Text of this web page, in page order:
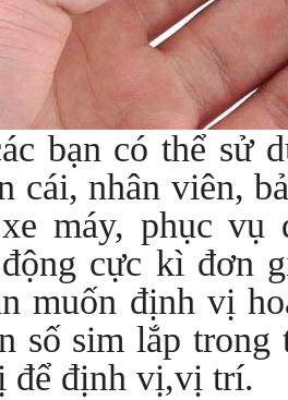
bạn có thể sử
cái, nhân viên,
máy, phục vụ
cực kì đơn
muốn định vị
số sim lắp
để định vị,vị trí.